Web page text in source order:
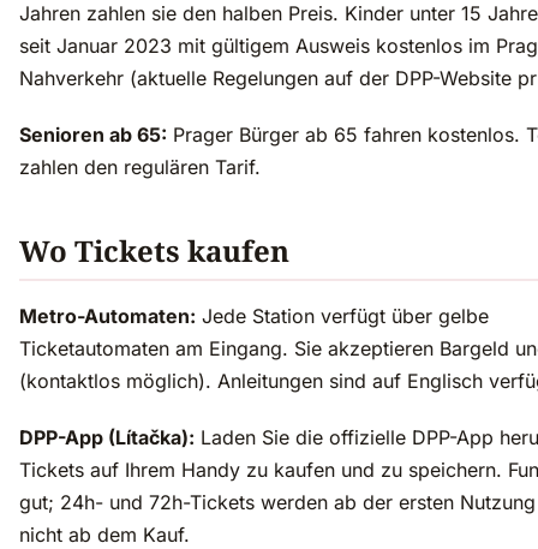
Jahren zahlen sie den halben Preis. Kinder unter 15
seit Januar 2023 mit gültigem Ausweis kostenlos im
Nahverkehr (aktuelle Regelungen auf der DPP-Website
Senioren ab 65: Prager Bürger ab 65 fahren kostenlos.
zahlen den regulären Tarif.
Wo Tickets kaufen
Metro-Automaten: Jede Station verfügt über gelbe
Ticketautomaten am Eingang. Sie akzeptieren Bargeld
(kontaktlos möglich). Anleitungen sind auf Englisch
DPP-App (Lítačka): Laden Sie die offizielle DPP-App
Tickets auf Ihrem Handy zu kaufen und zu speichern.
gut; 24h- und 72h-Tickets werden ab der ersten
nicht ab dem Kauf.